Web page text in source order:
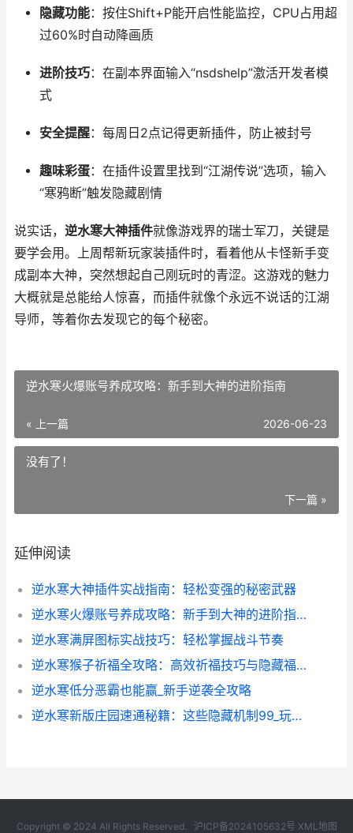
隐藏功能：按住Shift+P能开启性能监控，CPU占用超
过60%时自动降画质
进阶技巧：在副本界面输入“nsdshelp”激活开发者模
式
安全提醒：每周日2点记得更新插件，防止被封号
趣味彩蛋：在插件设置里找到“江湖传说”选项，输入
“寒鸦断”触发隐藏剧情
说实话， 逆水寒大神插件就像游戏界的瑞士军刀，关键是
要学会用。上周帮新玩家装插件时，看着他从卡怪新手变
成副本大神，突然想起自己刚玩时的青涩。这游戏的魅力
大概就是总能给人惊喜，而插件就像个永远不说话的江湖
导师，等着你去发现它的每个秘密。
逆水寒火爆账号养成攻略：新手到大神的进阶指南
« 上一篇 2026-06-23
没有了！
下一篇 »
延伸阅读
逆水寒大神插件实战指南：轻松变强的秘密武器
逆水寒火爆账号养成攻略：新手到大神的进阶指南
逆水寒满屏图标实战技巧：轻松掌握战斗节奏
逆水寒猴子祈福全攻略：高效祈福技巧与隐藏福利揭秘
逆水寒低分恶霸也能赢_新手逆袭全攻略
逆水寒新版庄园速通秘籍：这些隐藏机制99_玩家都不知道_
Copyright © 2024 All Rights Reserved. 沪ICP备2024105632号 XML地图